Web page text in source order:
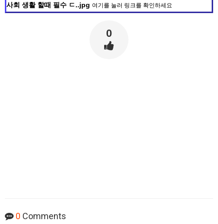
사회 생활 할때 필수 ㄷ..jpg 여기를 눌러 링크를 확인하세요
0
0 Comments